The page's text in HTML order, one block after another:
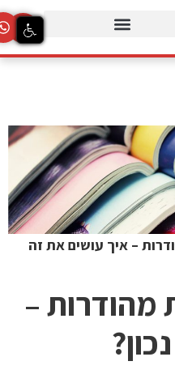
– איך עושים את זה
מהודרות –